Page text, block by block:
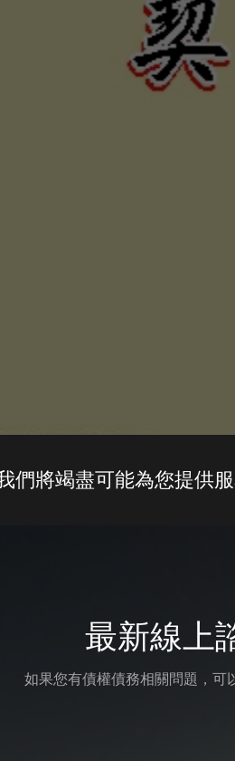
力
否
將竭盡可能為您提供服
最新線上
如果您有債權債務相關問題，可